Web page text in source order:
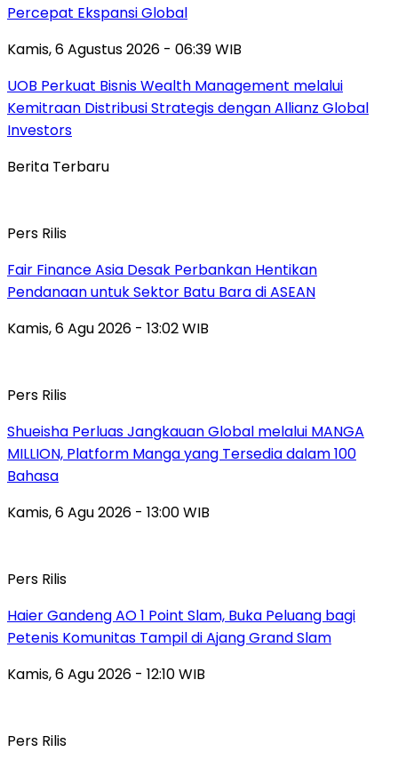
Percepat Ekspansi Global
Kamis, 6 Agustus 2026 - 06:39 WIB
UOB Perkuat Bisnis Wealth Management melalui
Kemitraan Distribusi Strategis dengan Allianz Global
Investors
Berita Terbaru
Pers Rilis
Fair Finance Asia Desak Perbankan Hentikan
Pendanaan untuk Sektor Batu Bara di ASEAN
Kamis, 6 Agu 2026 - 13:02 WIB
Pers Rilis
Shueisha Perluas Jangkauan Global melalui MANGA
MILLION, Platform Manga yang Tersedia dalam 100
Bahasa
Kamis, 6 Agu 2026 - 13:00 WIB
Pers Rilis
Haier Gandeng AO 1 Point Slam, Buka Peluang bagi
Petenis Komunitas Tampil di Ajang Grand Slam
Kamis, 6 Agu 2026 - 12:10 WIB
Pers Rilis